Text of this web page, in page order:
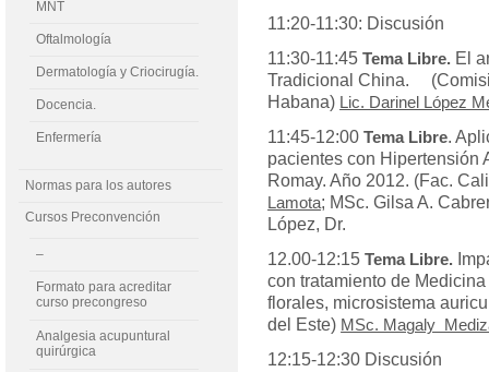
MNT
Oftalmología
Dermatología y Criocirugía.
Docencia.
Enfermería
Normas para los autores
Cursos Preconvención
–
Formato para acreditar
curso precongreso
Analgesia acupuntural
quirúrgica
11:20-11:30: Discusión
11:30-11:45Tema Libre. El
Tradicional China.
Habana) Lic. Darinel López
11:45-12:00Tema Libre.
pacientes con Hipertensión
Romay. Año 2012. (Fac.
Lamota; MSc. Gilsa A.
López, Dr.
12.00-12:15Tema Libre.
con tratamiento de
florales, microsistema
del Este) MSc. Magaly
12:15-12:30 Discusión